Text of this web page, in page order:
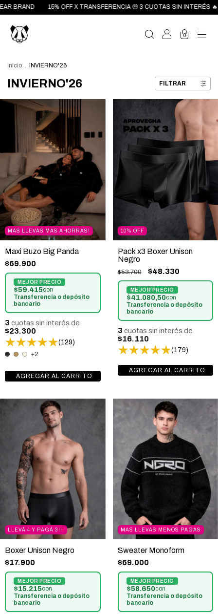
OFF X TRANSFERENCIA 🤑 3 CUOTAS SIN INTERÉS 🔥 ENVÍO GRATIS
0
Inicio . INVIERNO'26
INVIERNO'26 FILTRAR
MAS LLEVAS MAS AHORRAS!
Maxi Buzo Big Panda
(129)
$69.900
$59.415con
Transferencia o depósito
bancario
+2
3 cuotas sin interés de
$23.300
10% OFF
Pack x3 Boxer Unison
Negro
(179)
$53.700 $48.330
$41.080,50con
Transferencia o depósito
bancario
3 cuotas sin interés de
$16.110
LLEVÁ 4 Y PAGÁ 3!!!
Boxer Unison Negro
$17.900
$15.215con
Transferencia o depósito
bancario
MAS LLEVAS MENOS PAGAS
Sweater Monoform
$69.000
$58.650con
Transferencia o depósito
bancario